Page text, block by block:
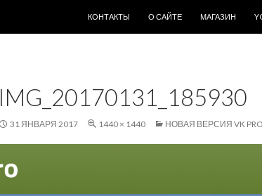
КОНТАКТЫ
О САЙТЕ МАГАЗИН
IMG_20170131_185930
31 ЯНВАРЯ 2017 1440 × 1440 НОВАЯ ВЕРСИЯ VK